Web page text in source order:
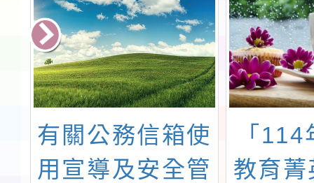
有關公務信箱使
用宣導及安全管
「
教育